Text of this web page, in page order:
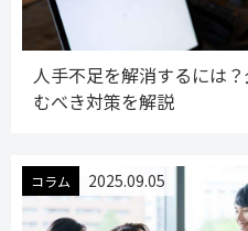
人手不足を解消するには
むべき対策を解説
コラム 2025.09.05